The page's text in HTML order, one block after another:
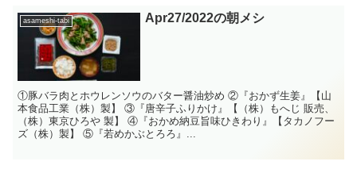
asameshi-tabi Apr27/2022の朝メシ
①豚バラ肉とホウレンソウのバター醤油炒め ②『おかず生姜』【山
本食品工業（株）製】 ③『唐辛子ふりかけ』【（株）もへじ 販売、
（株）東京ひろや 製】 ④『おかめ納豆旨味ひきわり』【タカノフー
ズ（株）製】 ⑤『若めかぶとろろ』...